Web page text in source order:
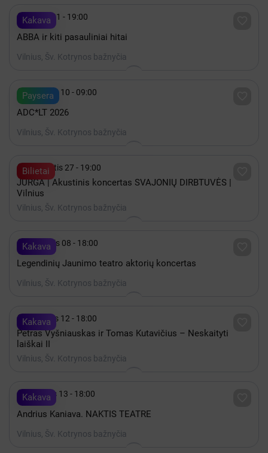
Kakava
 Spalis 21 - 19:00
ABBA ir kiti pasauliniai hitai
Vilnius, Šv. Kotrynos bažnyčia
Paysera
 Rugsėjis 10 - 09:00
ADC*LT 2026
Vilnius, Šv. Kotrynos bažnyčia
Bilietai
 Rugpjūtis 27 - 19:00
JURGA | Akustinis koncertas SVAJONIŲ DIRBTUVĖS |
Vilnius
Vilnius, Šv. Kotrynos bažnyčia
Kakava
 Lapkritis 08 - 18:00
Legendinių Jaunimo teatro aktorių koncertas
Vilnius, Šv. Kotrynos bažnyčia
Kakava
 Rugsėjis 12 - 18:00
Petras Vyšniauskas ir Tomas Kutavičius – Neskaityti
laiškai II
Vilnius, Šv. Kotrynos bažnyčia
Kakava
 Gruodis 13 - 18:00
Andrius Kaniava. NAKTIS TEATRE
Vilnius, Šv. Kotrynos bažnyčia